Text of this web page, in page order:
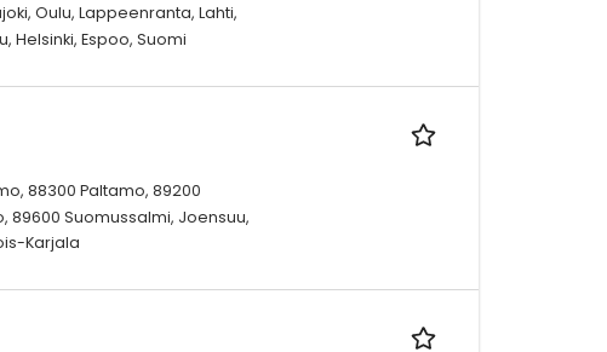
Oulu, Lappeenranta, Lahti,
Helsinki, Espoo, Suomi
88300 Paltamo, 89200
89600 Suomussalmi, Joensuu,
Karjala